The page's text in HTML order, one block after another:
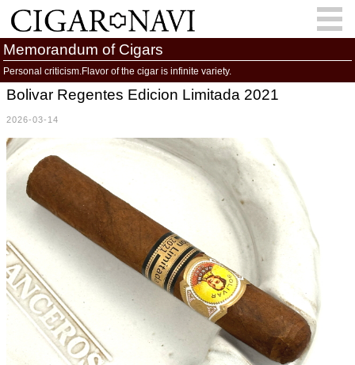
会員登録 お問い合わせ サインイン
Cigar Information Cigar Column
Memorandum
Cigar Map
Memorandum of Cigars
Personal criticism.Flavor of the cigar is infinite variety.
Bolivar Regentes Edicion Limitada 2021
2026-03-14